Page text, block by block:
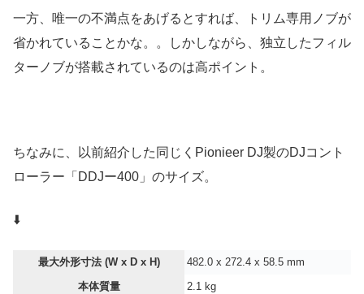
一方、唯一の不満点をあげるとすれば、トリム専用ノブが
省かれていることかな。。しかしながら、独立したフィル
ターノブが搭載されているのは高ポイント。
ちなみに、以前紹介した同じくPionieer DJ製のDJコント
ローラー「DDJー400」のサイズ。
⬇️
最大外形寸法 (W x D x H)
482.0 x 272.4 x 58.5 mm
本体質量
2.1 kg